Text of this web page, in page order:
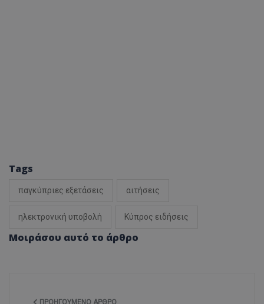
Tags
παγκύπριες εξετάσεις αιτήσεις
ηλεκτρονική υποβολή Κύπρος ειδήσεις
Μοιράσου αυτό το άρθρο
ΠΡΟΗΓΟΎΜΕΝΟ ΆΡΘΡΟ